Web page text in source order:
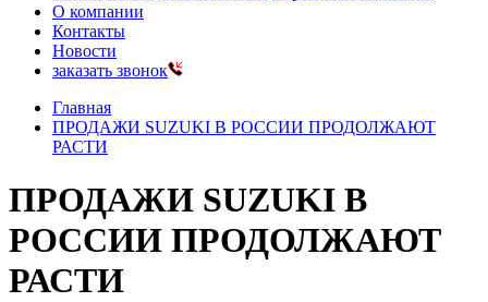
О компании
Контакты
Новости
заказать звонок
Главная
ПРОДАЖИ SUZUKI В РОССИИ ПРОДОЛЖАЮТ
РАСТИ
ПРОДАЖИ SUZUKI В
РОССИИ ПРОДОЛЖАЮТ
РАСТИ